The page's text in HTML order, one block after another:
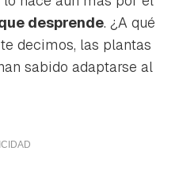
desprende. ¿A qué
decimos, las plantas
sabido adaptarse al